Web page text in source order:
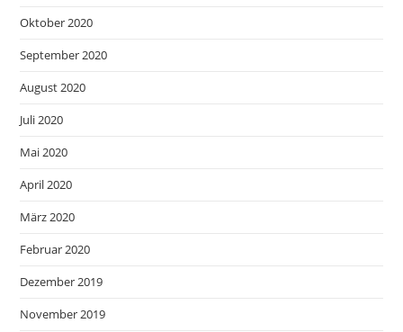
Oktober 2020
September 2020
August 2020
Juli 2020
Mai 2020
April 2020
März 2020
Februar 2020
Dezember 2019
November 2019